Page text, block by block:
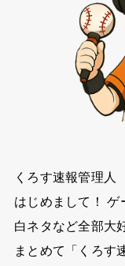
くろす速報管理人
はじめまして！ ゲ
白ネタなど全部大
まとめて「くろす